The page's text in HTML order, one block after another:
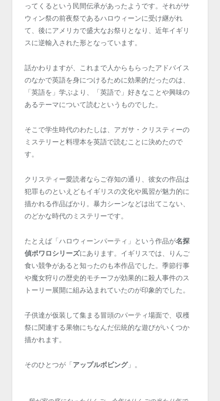
ってくるという民間伝承があったようです。それがサ
ウィン祭の前夜祭であるハロウィーンに受け継がれ
て、後にアメリカで盛大なお祭りとなり、近年イギリ
スに逆輸入された形となっています。
話かわりますが、これまで人からもらったアドバイス
のなかで英語を身につけるために効果的だったのは、
「英語を」学ぶより、「英語で」好きなことや興味の
あるテーマについて読むというものでした。
そこで学生時代のわたしは、アガサ・クリスティーの
ミステリーと料理本を英語で読むことに決めたので
す。
クリスティー愛読者ならご存知の通り、彼女の作品は
犯罪ものといえどもイギリスの文化や風習が魅力的に
描かれる作品ばかり。暴力シーンなどは出てこない、
のどかな時代のミステリーです。
たとえば「ハロウィーンパーティ」という作品が名探
偵ポワロシリーズにあります。イギリスでは、りんご
食い競争があると知ったのも本作品でした。季節行事
や魔女狩りの歴史的モチーフが効果的に殺人事件のス
トーリー展開に組み込まれていたのが印象的でした。
子供達が仮装して集まる冒頭のパーティ場面で、収穫
祭に関連する果物にちなんだ伝統的な遊びがいくつか
描かれます。
そのひとつが「アップルボビング」。